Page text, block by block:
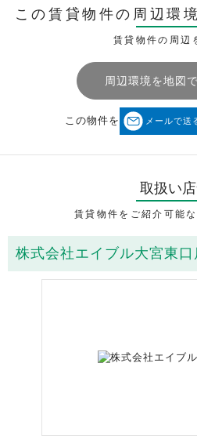
この賃貸物件の周辺環境
賃貸物件の周辺
周辺環境を地図
この物件を メールで送
取扱い
賃貸物件をご紹介可能
株式会社エイブル大宮東口